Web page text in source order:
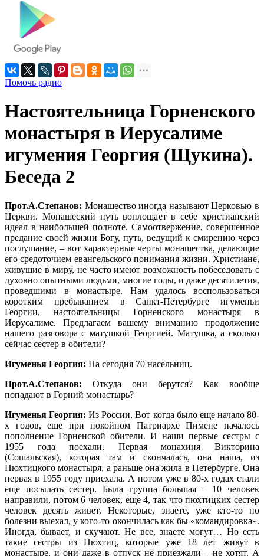
Помочь радио
Настоятельница Горненского
монастыря в Иерусалиме
игумения Георгия (Щукина).
Беседа 2
Прот.А.Степанов: Монашество иногда называют Церковью в
Церкви. Монашеский путь воплощает в себе христианский
идеал в наибольшей полноте. Самоотвержение, совершенное
предание своей жизни Богу, путь, ведущий к смирению через
послушание, – вот характерные черты монашества, делающие
его средоточием евангельского понимания жизни. Христиане,
живущие в миру, не часто имеют возможность побеседовать с
духовно опытными людьми, многие годы, и даже десятилетия,
проведшими в монастыре. Нам удалось воспользоваться
коротким пребыванием в Санкт-Петербурге игуменьи
Георгии, настоятельницы Горненского монастыря в
Иерусалиме. Предлагаем вашему вниманию продолжение
нашего разговора с матушкой Георгией. Матушка, а сколько
сейчас сестер в обители?
Игуменья Георгия: На сегодня 70 насельниц.
Прот.А.Степанов: Откуда они берутся? Как вообще
попадают в Горний монастырь?
Игуменья Георгия: Из России. Вот когда было еще начало 80-
х годов, еще при покойном Патриархе Пимене началось
пополнение Горненской обители. И наши первые сестры с
1955 года поехали. Первая монахиня Викторина
(Сошальская), которая там и скончалась, она наша, из
Пюхтицкого монастыря, а раньше она жила в Петербурге. Она
первая в 1955 году приехала. А потом уже в 80-х годах стали
еще посылать сестер. Была группа большая – 10 человек
направили, потом 6 человек, еще 4, так что пюхтицких сестер
человек десять живет. Некоторые, знаете, уже кто-то по
болезни выехал, у кого-то окончилась как бы «командировка».
Иногда, бывает, и скучают. Не все, знаете могут… Но есть
такие сестры из Пюхтиц, которые уже 18 лет живут в
монастыре, и они даже в отпуск не приезжали – не хотят. А